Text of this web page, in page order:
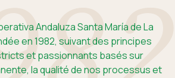
Andaluza Santa María de La
en 1982, suivant des principes
et passionnants basés sur
la qualité de nos processus et